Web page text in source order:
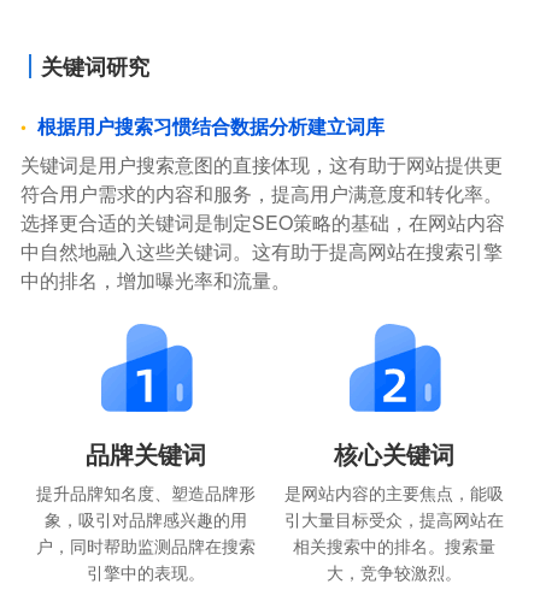
关键词研究
根据用户搜索习惯结合数据分析建立词库
关键词是用户搜索意图的直接体现，这有助于网站提供更
符合用户需求的内容和服务，提高用户满意度和转化率。
选择更合适的关键词是制定SEO策略的基础，在网站内容
中自然地融入这些关键词。这有助于提高网站在搜索引擎
中的排名，增加曝光率和流量。
品牌关键词
提升品牌知名度、塑造品牌形
象，吸引对品牌感兴趣的用
户，同时帮助监测品牌在搜索
引擎中的表现。
核心关键词
是网站内容的主要焦点，能吸
引大量目标受众，提高网站在
相关搜索中的排名。搜索量
大，竞争较激烈。